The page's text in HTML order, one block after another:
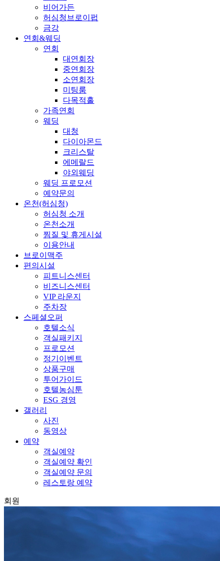
비어가든
허심청브로이펍
금강
연회&웨딩
연회
대연회장
중연회장
소연회장
미팅룸
다목적홀
가족연회
웨딩
대청
다이아몬드
크리스탈
에메랄드
야외웨딩
웨딩 프로모션
예약문의
온천(허심청)
허심청 소개
온천소개
찜질 및 휴게시설
이용안내
브로이맥주
편의시설
피트니스센터
비즈니스센터
VIP 라운지
주차장
스페셜오퍼
호텔소식
객실패키지
프로모션
정기이벤트
상품구매
투어가이드
호텔농심툰
ESG 경영
갤러리
사진
동영상
예약
객실예약
객실예약 확인
객실예약 문의
레스토랑 예약
회원